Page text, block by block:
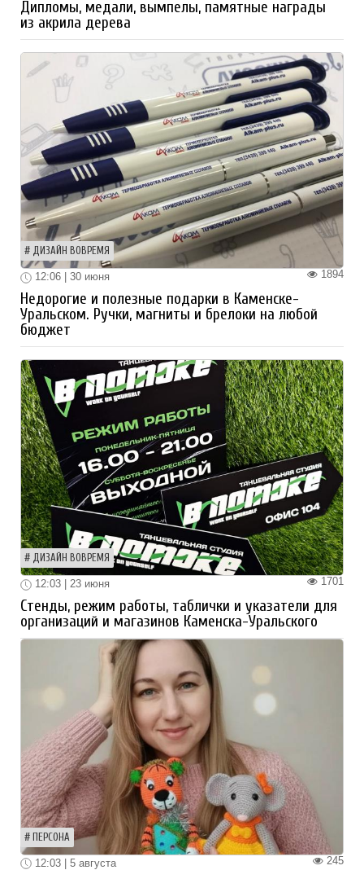
Дипломы, медали, вымпелы, памятные награды
из акрила дерева
ДИЗАЙН ВОВРЕМЯ
1894
12:06 | 30 июня
Недорогие и полезные подарки в Каменске-
Уральском. Ручки, магниты и брелоки на любой
бюджет
ДИЗАЙН ВОВРЕМЯ
1701
12:03 | 23 июня
Стенды, режим работы, таблички и указатели для
организаций и магазинов Каменска-Уральского
ПЕРСОНА
245
12:03 | 5 августа